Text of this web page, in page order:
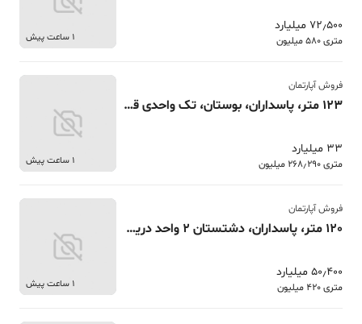
72٫500 میلیارد
متری 580 میلیون 1 ساعت پیش
فروش آپارتمان
123 متر، پاسداران، بوستان، تک واحدی قدرالسهمی
33 میلیارد
متری 268٫290 میلیون 1 ساعت پیش
فروش آپارتمان
120 متر، پاسداران، دشتستان 2 واحد دریک طبقه
50٫400 میلیارد
متری 420 میلیون 1 ساعت پیش